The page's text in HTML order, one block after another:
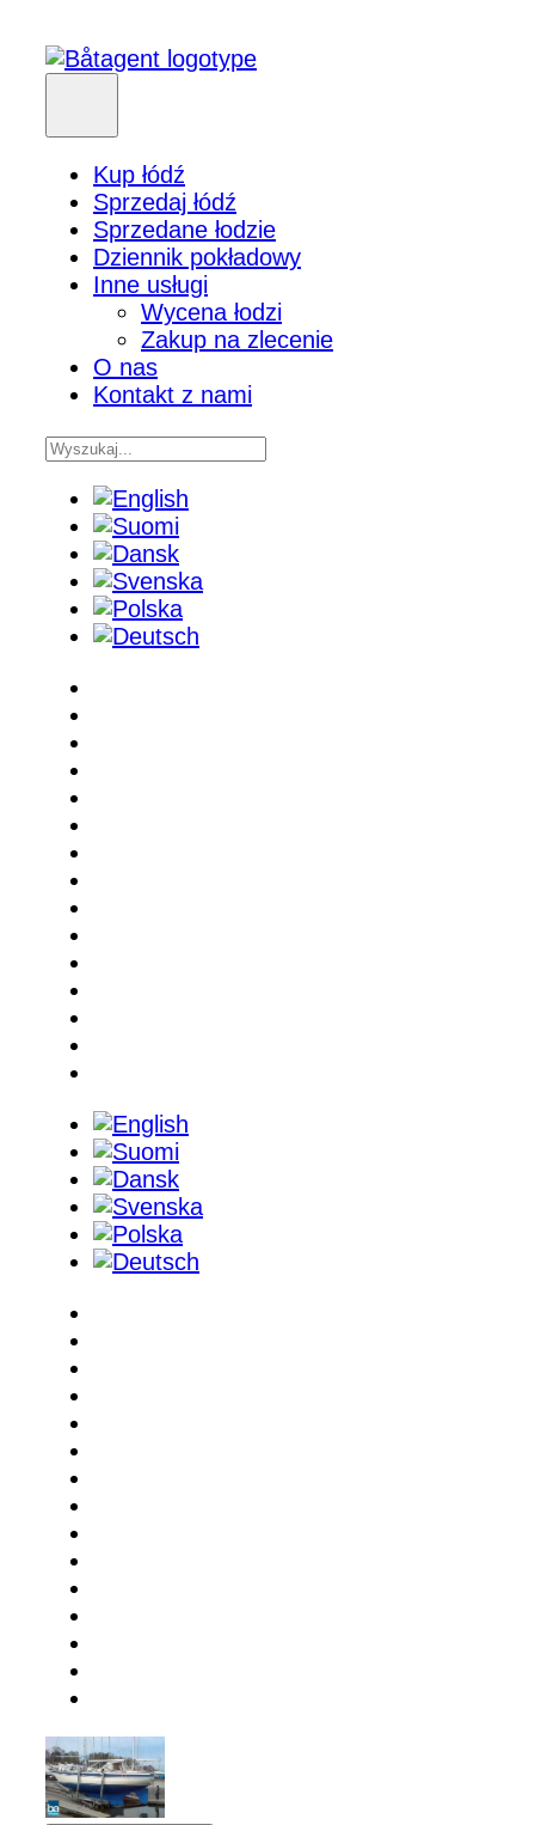
Kup łódź
Sprzedaj łódź
Sprzedane łodzie
Dziennik pokładowy
Inne usługi
Wycena łodzi
Zakup na zlecenie
O nas
Kontakt z nami